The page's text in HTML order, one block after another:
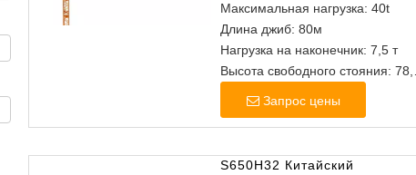
Максимальная нагрузка: 40t
Длина джиб: 80м
Нагрузка на наконечник: 7,5 т
Высота свободного стояния: 78,8
Запрос цены
S650H32 Китайский